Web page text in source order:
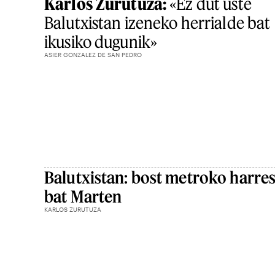
Balutxistan izeneko herrialde bat
ikusiko dugunik»
ASIER GONZALEZ DE SAN PEDRO
Balutxistan: bost metroko
bat Marten
KARLOS ZURUTUZA